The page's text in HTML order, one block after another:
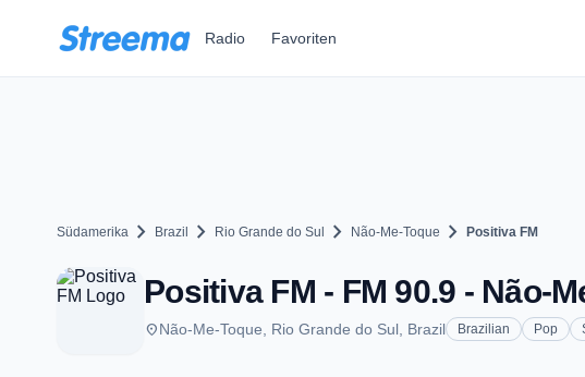
Radio Favoriten
Südamerika chevron_right Brazil chevron_right Rio Grande do Sul chevron_right Não-Me-Toque chevron_right Positiva FM
Positiva FM - FM 90.9 - Não-
placeNão-Me-Toque, Rio Grande do Sul, Brazil Brazilian Pop